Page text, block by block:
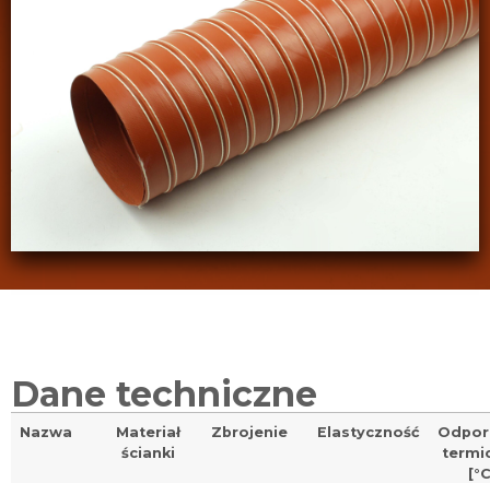
Dane techniczne
Nazwa
Materiał
ścianki
Zbrojenie Elastyczność